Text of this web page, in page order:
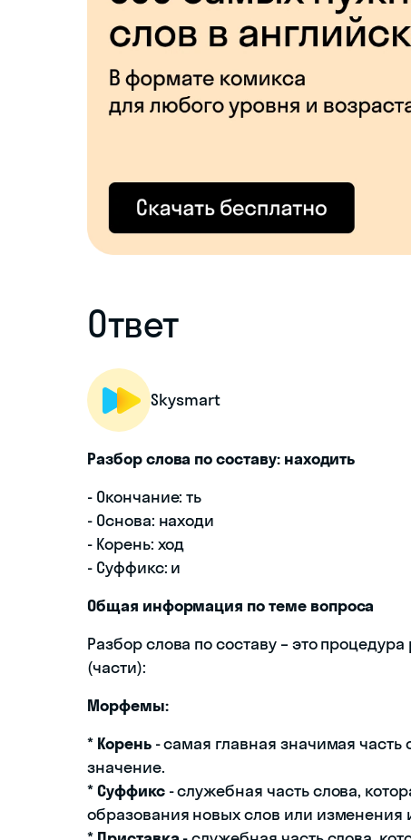
Ответ
Skysmart
Разбор слова по составу: находить
- Окончание: ть
- Основа: находи
- Корень: ход
- Суффикс: и
Общая информация по теме вопроса
Разбор слова по составу – это
(части):
Морфемы:
* Корень- самая главная значимая часть
значение.
*Суффикс- служебная часть слова,
образования новых слов или изменения